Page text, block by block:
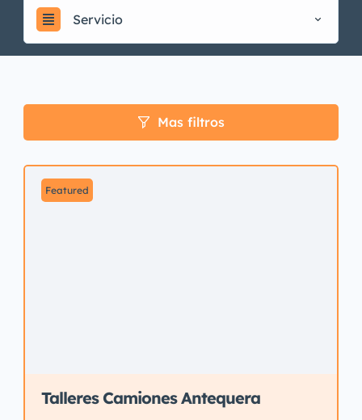
Servicio
Mas filtros
Featured
Talleres Camiones Antequera